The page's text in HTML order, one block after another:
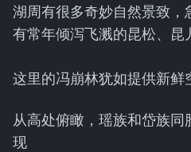
湖周有很多奇妙自然景致
有常年倾泻飞溅的昆松、昆
这里的冯崩林犹如提供新鲜
从高处俯瞰，瑶族和岱族
现